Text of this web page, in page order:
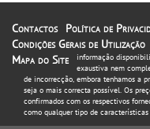
Contactos
Política de
Condições Gerais de Utilização
Mapa do Site
informação
exaustiva nem
de incorrecção, embora tenhamos a
seja o mais correcta possível. Os
confirmados com os respectivos
como qualquer tipo de